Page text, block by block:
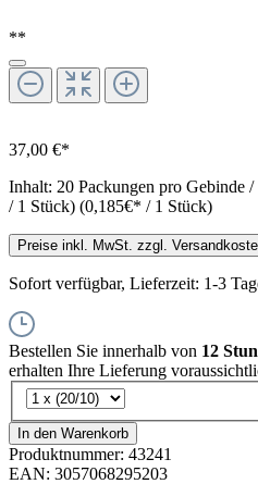
**
37,00 €*
Inhalt: 20 Packungen pro Gebinde
/ 1 Stück) (0,185€* / 1 Stück)
Preise inkl. MwSt. zzgl.
Sofort verfügbar, Lieferzeit: 1-3
Bestellen Sie innerhalb von 12
erhalten Ihre Lieferung
In den Warenkorb
Produktnummer: 43241
EAN: 3057068295203